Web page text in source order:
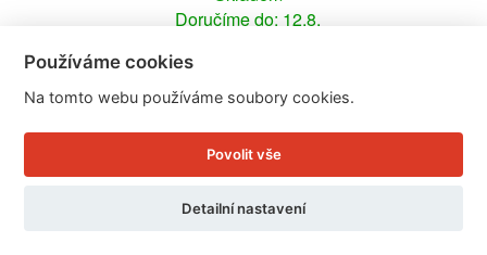
Doručíme do: 12.8.
Používáme cookies
Na tomto webu používáme soubory cookies.
Povolit vše
Detailní nastavení